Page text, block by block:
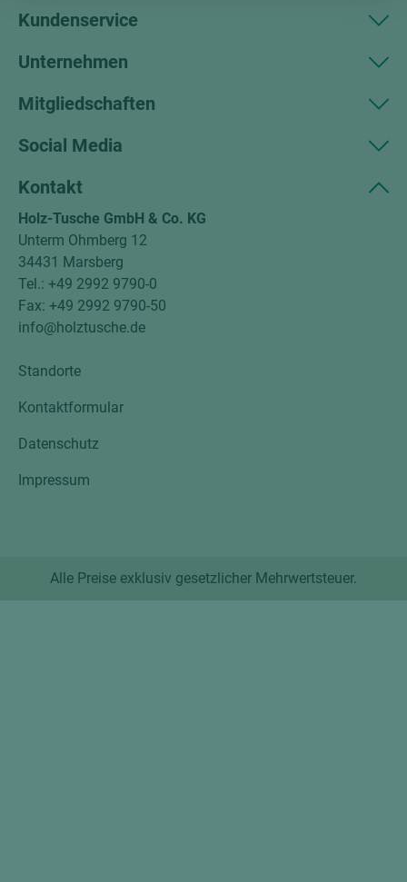
Kundenservice
Unternehmen
Mitgliedschaften
Social Media
Kontakt
Holz-Tusche GmbH & Co. KG
Unterm Ohmberg 12
34431 Marsberg
Tel.: +49 2992 9790-0
Fax: +49 2992 9790-50
info@holztusche.de
Standorte
Kontaktformular
Datenschutz
Impressum
Alle Preise exklusiv gesetzlicher Mehrwertsteuer.